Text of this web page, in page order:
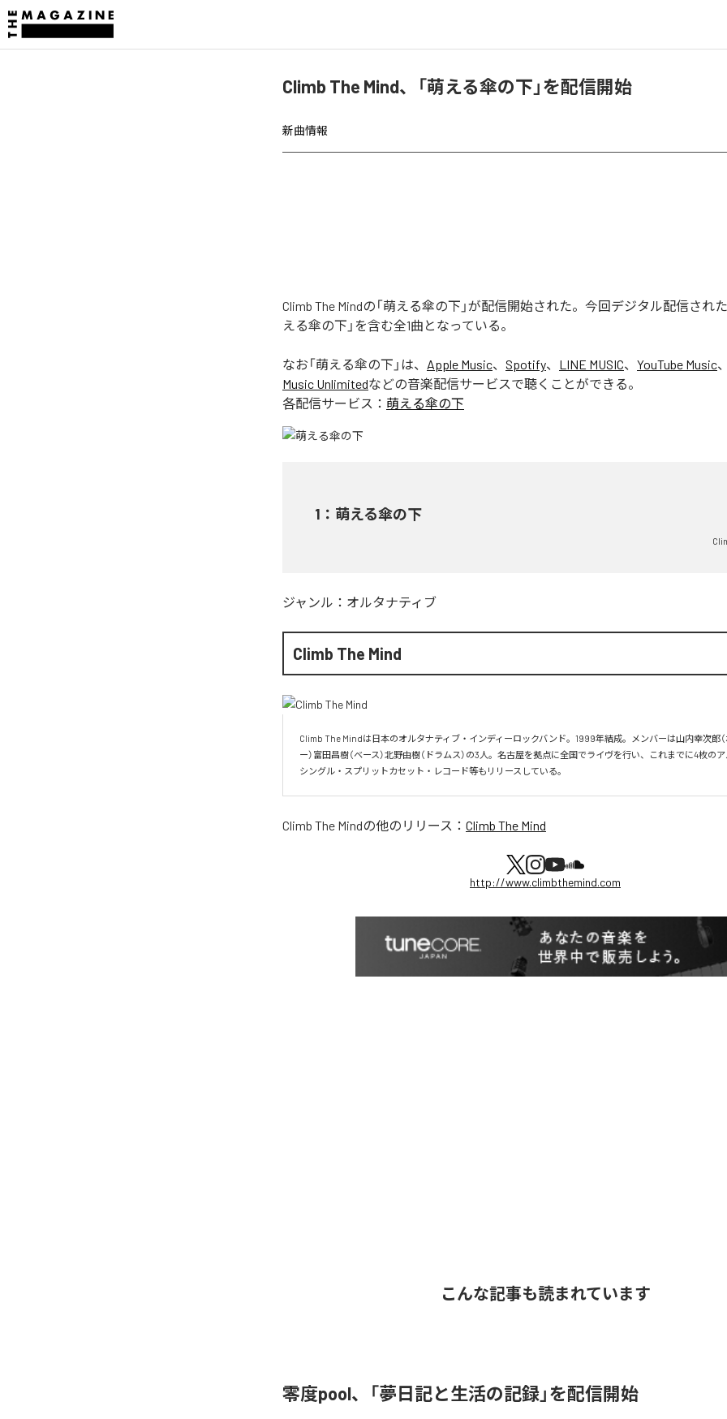
Climb The Mind、「萌える傘の下」を配信開始
新曲情報
Climb The Mindの「萌える傘の下」が配信開始された。今回デジタル配信され
える傘の下」を含む全1曲となっている。
なお「萌える傘の下 」は、 Apple Music、 Spotify、 LINE MUSIC、 YouTube Music、
Music Unlimitedなどの音楽配信サービスで聴くことができる。
各配信サービス： 萌える傘の下
1 ： 萌える傘の下
ジャンル： オルタナティブ
Climb The Mind
Climb The Mindは日本のオルタナティブ・インディーロックバンド。1999年結成。メンバーは山内幸次郎
ー）富田昌樹（ベース）北野由樹（ドラムス）の3人。名古屋を拠点に全国でライヴを行い、これまでに4枚のア
シングル・スプリットカセット・レコード等もリリースしている。
Climb The Mindの他のリリース： Climb The Mind
http://www.climbthemind.com
こんな記事も読まれています
零度pool、「夢日記と生活の記録」を配信開始